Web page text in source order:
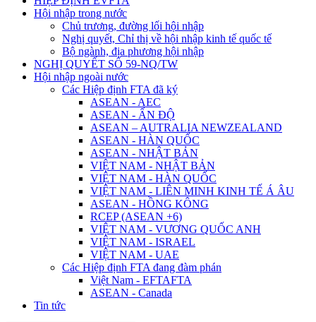
Hội nhập trong nước
Chủ trương, đường lối hội nhập
Nghị quyết, Chỉ thị về hội nhập kinh tế quốc tế
Bộ ngành, địa phương hội nhập
NGHỊ QUYẾT SỐ 59-NQ/TW
Hội nhập ngoài nước
Các Hiệp định FTA đã ký
ASEAN - AEC
ASEAN - ẤN ĐỘ
ASEAN – AUTRALIA NEWZEALAND
ASEAN - HÀN QUỐC
ASEAN - NHẬT BẢN
VIỆT NAM - NHẬT BẢN
VIỆT NAM - HÀN QUỐC
VIỆT NAM - LIÊN MINH KINH TẾ Á ÂU
ASEAN - HỒNG KÔNG
RCEP (ASEAN +6)
VIỆT NAM - VƯƠNG QUỐC ANH
VIỆT NAM - ISRAEL
VIỆT NAM - UAE
Các Hiệp định FTA đang đàm phán
Việt Nam - EFTAFTA
ASEAN - Canada
Tin tức